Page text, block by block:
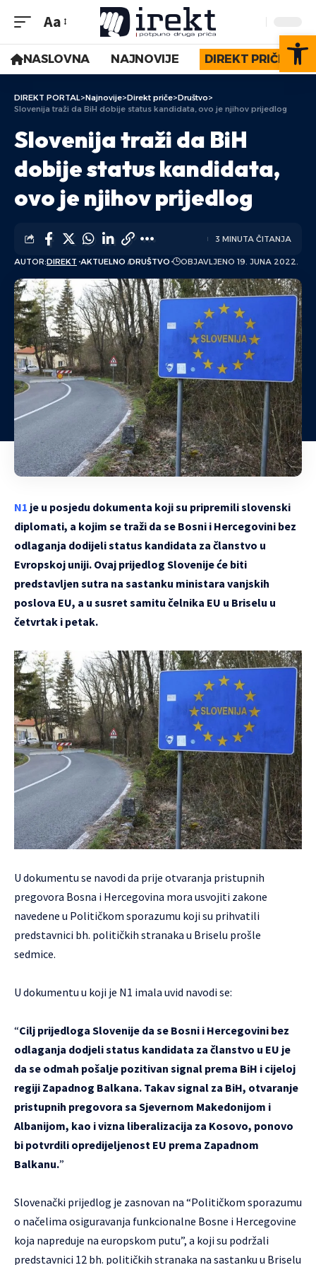
Aa
NASLOVNA NAJNOVIJE DIREKT PRIČE
DIREKT PORTAL>Najnovije>Direkt priče>Društvo>
Slovenija traži da BiH dobije status kandidata, ovo je njihov prijedlog
Slovenija traži da BiH
dobije status kandidata,
ovo je njihov prijedlog
AUTOR:DIREKT AKTUELNO DRUŠTVO OBJAVLJENO 19. JUNA 2022.
3 MINUTA ČITANJA
N1 je u posjedu dokumenta koji su pripremili slovenski
diplomati, a kojim se traži da se Bosni i Hercegovini bez
odlaganja dodijeli status kandidata za članstvo u
Evropskoj uniji. Ovaj prijedlog Slovenije će biti
predstavljen sutra na sastanku ministara vanjskih
poslova EU, a u susret samitu čelnika EU u Briselu u
četvrtak i petak.
U dokumentu se navodi da prije otvaranja pristupnih
pregovora Bosna i Hercegovina mora usvojiti zakone
navedene u Političkom sporazumu koji su prihvatili
predstavnici bh. političkih stranaka u Briselu prošle
sedmice.
U dokumentu u koji je N1 imala uvid navodi se:
“Cilj prijedloga Slovenije da se Bosni i Hercegovini bez
odlaganja dodjeli status kandidata za članstvo u EU je
da se odmah pošalje pozitivan signal prema BiH i cijeloj
regiji Zapadnog Balkana. Takav signal za BiH, otvaranje
pristupnih pregovora sa Sjevernom Makedonijom i
Albanijom, kao i vizna liberalizacija za Kosovo, ponovo
bi potvrdili opredijeljenost EU prema Zapadnom
Balkanu.”
Slovenački prijedlog je zasnovan na “Političkom sporazumu
o načelima osiguravanja funkcionalne Bosne i Hercegovine
koja napreduje na europskom putu”, a koji su podržali
predstavnici 12 bh. političkih stranaka na sastanku u Briselu